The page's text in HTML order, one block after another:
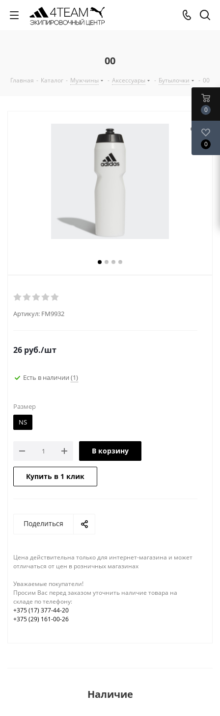
00
Главная - Каталог - Мужчины - Аксессуары - Бутылочки - 00
Артикул: FM9932
26 руб./шт
Есть в наличии (1)
Размер
NS
В корзину
Купить в 1 клик
Поделиться
Цена действительна только для интернет-магазина и может
отличаться от цен в розничных магазинах
Уважаемые покупатели!
Просим Вас перед заказом уточнить наличие товара на
складе по телефону:
+375 (17) 377-44-20
+375 (29) 161-00-26
Наличие
0
0